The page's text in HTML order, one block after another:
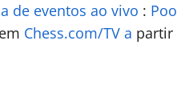
de eventos ao vivo :
Chess.com/TV a partir